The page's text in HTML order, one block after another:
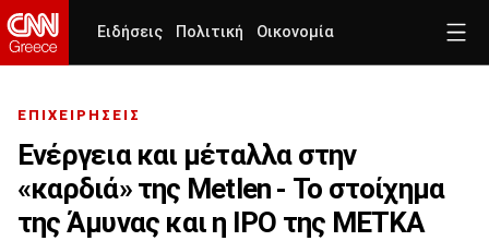
Ειδήσεις Πολιτική Οικονομία
ΕΠΙΧΕΙΡΗΣΕΙΣ
Ενέργεια και μέταλλα στην
«καρδιά» της Metlen - Το στοίχημα
της Άμυνας και η IPO της ΜΕΤΚΑ